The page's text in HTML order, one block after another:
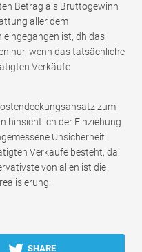
Betrag als Bruttogewinn
aller dem
ist, dh das
nur, wenn das tatsächliche
Verkäufe
zum
hinsichtlich der Einziehung
Unsicherheit
Verkäufe besteht, da
von allen ist die
SHARE